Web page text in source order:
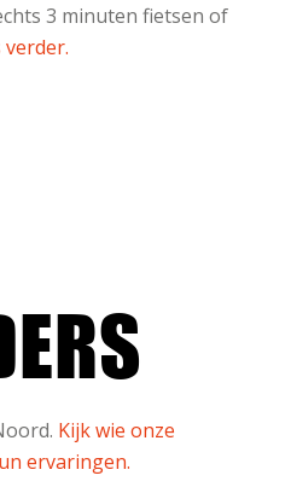
3 minuten fietsen of
verder.
Kijk wie onze
ervaringen.